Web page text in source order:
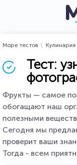
Море тестов Кулинария
Тест:
Фрукты — самое
обогащают наш
полезными
Сегодня мы
проверит ваши
Тогда - всем